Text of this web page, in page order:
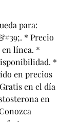
para:
* Precio
línea. *
*
en precios
en el día
en